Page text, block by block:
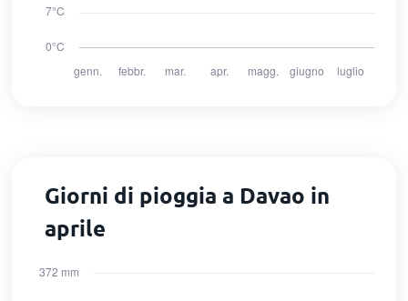
Giorni di pioggia a Davao in
aprile